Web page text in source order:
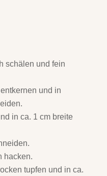
schälen und fein
und in
in ca. 1 cm breite
hacken.
tupfen und in ca.